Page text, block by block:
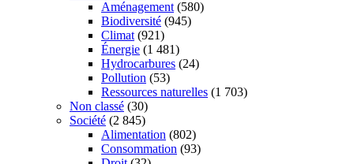
Aménagement (580)
Biodiversité (945)
Climat (921)
Énergie (1 481)
Hydrocarbures (24)
Pollution (53)
Ressources naturelles (1 703)
Non classé (30)
Société (2 845)
Alimentation (802)
Consommation (93)